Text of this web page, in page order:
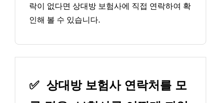
락이 없다면 상대방 보험사에 직접 연락하여 확
인해 볼 수 있습니다.
✅ 상대방 보험사 연락처를 모